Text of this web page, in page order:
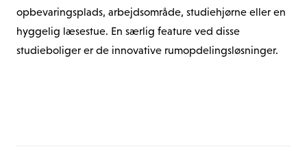
opbevaringsplads, arbejdsområde, studiehjørne eller en
hyggelig læsestue. En særlig feature ved disse
studieboliger er de innovative rumopdelingsløsninger.
badeværelse (med bruseniche) og eget køkken. Der